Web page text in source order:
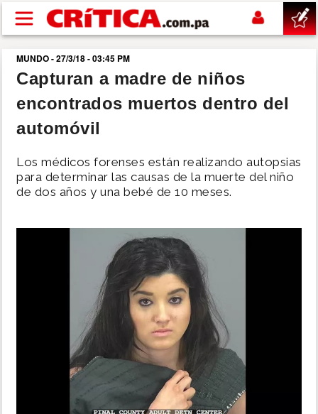
Pasar al contenido principal
buscar
SUCESOS
POLÍTICA
MULTIMEDIA
MUNDO - 27/3/18 - 03:45 PM
Capturan a madre de niños
encontrados muertos dentro del
automóvil
Los médicos forenses están realizando autopsias
para determinar las causas de la muerte del niño
de dos años y una bebé de 10 meses.